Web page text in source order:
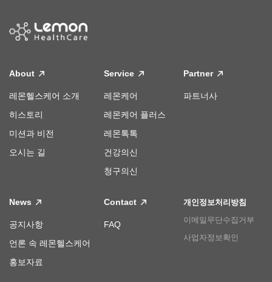
About
레몬헬스케어 소개
히스토리
미션과 비전
오시는 길
Service
레몬케어
레몬케어 플러스
레몬톡톡
건강의신
청구의신
Partner
파트너사
News
공지사항
언론 속 레몬헬스케어
홍보자료
Contact
FAQ
개인정보처리방침
이메일무단수집거부
사업자정보확인